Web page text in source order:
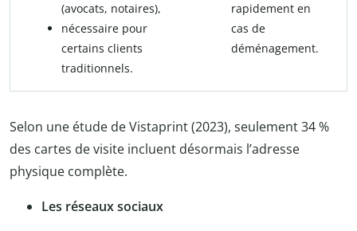
(avocats, notaires),
nécessaire pour
certains clients
traditionnels.
rapidement en
cas de
déménagement.
Selon une étude de Vistaprint (2023), seulement 34 %
des cartes de visite incluent désormais l’adresse
physique complète.
Les réseaux sociaux